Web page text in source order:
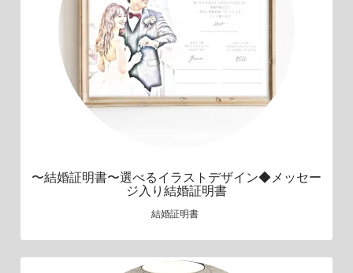
〜結婚証明書〜選べるイラストデザイン◆メッセー
ジ入り結婚証明書
結婚証明書